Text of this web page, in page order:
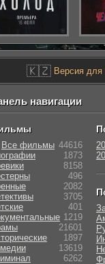
🇰🇿Версия для
навигации
Все фильмы 44616
1873
8158
496
2082
3705
401
1219
21601
1897
13619
6262